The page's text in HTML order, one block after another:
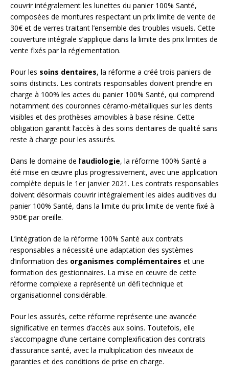
couvrir intégralement les lunettes du panier 100% Santé,
composées de montures respectant un prix limite de vente de
30€ et de verres traitant l’ensemble des troubles visuels. Cette
couverture intégrale s’applique dans la limite des prix limites de
vente fixés par la réglementation.
Pour les soins dentaires, la réforme a créé trois paniers de
soins distincts. Les contrats responsables doivent prendre en
charge à 100% les actes du panier 100% Santé, qui comprend
notamment des couronnes céramo-métalliques sur les dents
visibles et des prothèses amovibles à base résine. Cette
obligation garantit l’accès à des soins dentaires de qualité sans
reste à charge pour les assurés.
Dans le domaine de l’audiologie, la réforme 100% Santé a
été mise en œuvre plus progressivement, avec une application
complète depuis le 1er janvier 2021. Les contrats responsables
doivent désormais couvrir intégralement les aides auditives du
panier 100% Santé, dans la limite du prix limite de vente fixé à
950€ par oreille.
L’intégration de la réforme 100% Santé aux contrats
responsables a nécessité une adaptation des systèmes
d’information des organismes complémentaires et une
formation des gestionnaires. La mise en œuvre de cette
réforme complexe a représenté un défi technique et
organisationnel considérable.
Pour les assurés, cette réforme représente une avancée
significative en termes d’accès aux soins. Toutefois, elle
s’accompagne d’une certaine complexification des contrats
d’assurance santé, avec la multiplication des niveaux de
garanties et des conditions de prise en charge.